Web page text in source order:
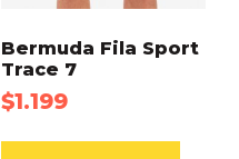
Bermuda Fila Sport
Trace 7
$1.199